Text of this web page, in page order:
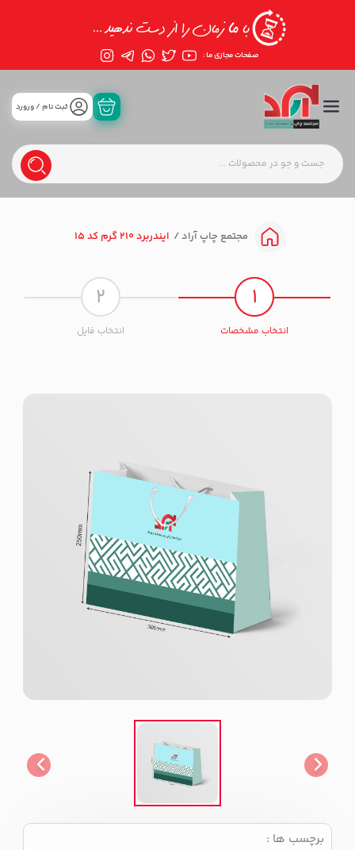
صفحات مجازی ما :
ثبت نام / ورورد
مجتمع چاپ آراد ایندربرد 210 گرم کد 15
1
انتخاب مشخصات
2
انتخاب فایل
برچسب ها :